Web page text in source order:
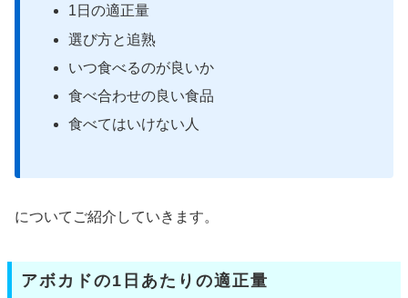
1日の適正量
選び方と追熟
いつ食べるのが良いか
食べ合わせの良い食品
食べてはいけない人
についてご紹介していきます。
アボカドの1日あたりの適正量